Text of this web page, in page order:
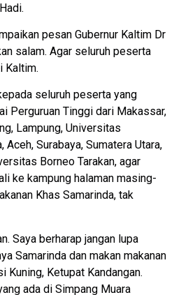
pesan Gubernur Kaltim Dr
salam. Agar seluruh peserta
Kaltim.
seluruh peserta yang
Perguruan Tinggi dari Makassar,
Lampung, Universitas
Aceh, Surabaya, Sumatera Utara,
Borneo Tarakan, agar
ke kampung halaman masing-
Khas Samarinda, tak
Saya berharap jangan lupa
Samarinda dan makan makanan
Kuning, Ketupat Kandangan.
ada di Simpang Muara